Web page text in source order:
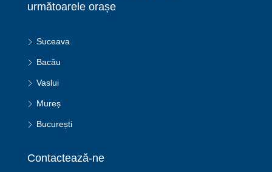
următoarele orașe
Suceava
Bacău
Vaslui
Mureș
București
Contactează-ne